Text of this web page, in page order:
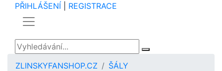
PŘIHLÁŠENÍ
REGISTRACE
ZLINSKYFANSHOP.CZ ŠÁLY